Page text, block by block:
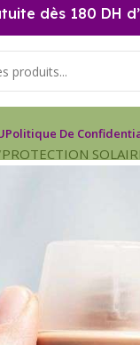
dès 180 DH
Politique De
PROTECTION